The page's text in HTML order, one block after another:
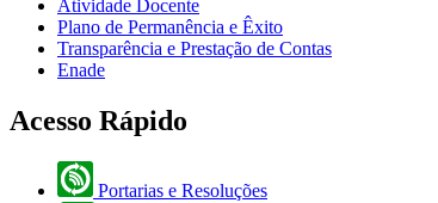
Atividade Docente
Plano de Permanência e Êxito
Transparência e Prestação de Contas
Enade
Acesso Rápido
Portarias e Resoluções